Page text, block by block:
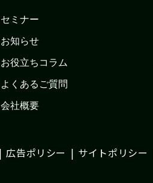
セミナー
お知らせ
お役立ちコラム
よくあるご質問
会社概要
広告ポリシー サイトポリシー